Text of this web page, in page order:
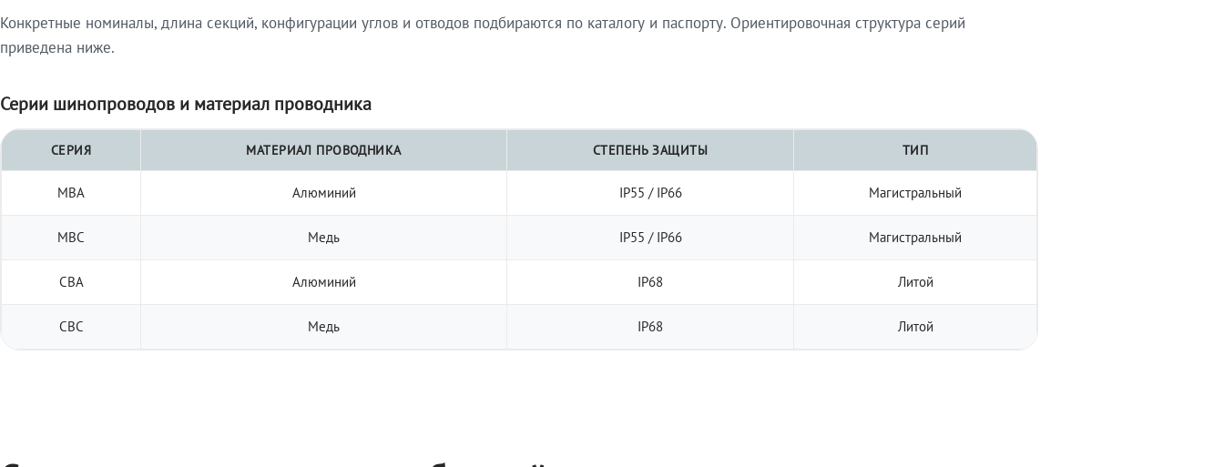
Конкретные номиналы, длина секций, конфигурации углов и отводов подбираются по каталогу и паспорту. Ориентировочная структура серий
приведена ниже.
Серии шинопроводов и материал проводника
СЕРИЯ МАТЕРИАЛ ПРОВОДНИКА СТЕПЕНЬ ЗАЩИТЫ ТИП
МВА Алюминий IP55 / IP66 Магистральный
МВС Медь IP55 / IP66 Магистральный
СВА Алюминий IP68 Литой
СВС Медь IP68 Литой